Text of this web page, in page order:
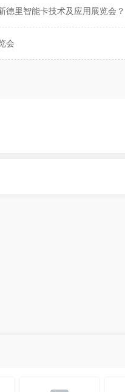
德里智能卡技术及应用展览会？
会